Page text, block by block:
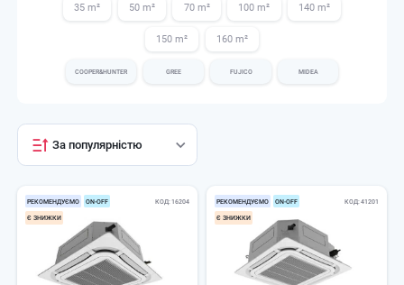
35 m² 50 m² 70 m² 100 m² 140 m²
150 m² 160 m²
COOPER&HUNTER GREE FUJICO MIDEA
За популярністю
РЕКОМЕНДУЄМО ОN-ОFF
Є ЗНИЖКИ
КОД 16204 РЕКОМЕНДУЄМО ОN-ОFF
Є ЗНИЖКИ
КОД 41201